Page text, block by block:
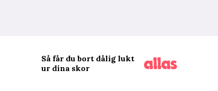
Så får du bort dålig lukt
ur dina skor